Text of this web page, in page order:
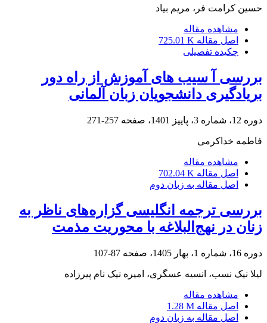
حسین کرامت فر، مریم بیاد
مشاهده مقاله
اصل مقاله 725.01 K
چکیده تفصیلی
بررسی آ سیب های آموزش از راه دور
بریادگیری دانشجویان زبان آلمانی
دوره 12، شماره 3، پاییز 1401، صفحه 257-271
فاطمه خداکرمی
مشاهده مقاله
اصل مقاله 702.04 K
اصل مقاله به زبان دوم
بررسی ترجمه انگلیسی گزاره‌های ناظر به
زنان در نهج‌البلاغه با محوریت مذمت
دوره 16، شماره 1، بهار 1405، صفحه 87-107
لیلا نیک نسب، انسیه عسگری، امیره نیک نام پیرزاده
مشاهده مقاله
اصل مقاله 1.28 M
اصل مقاله به زبان دوم